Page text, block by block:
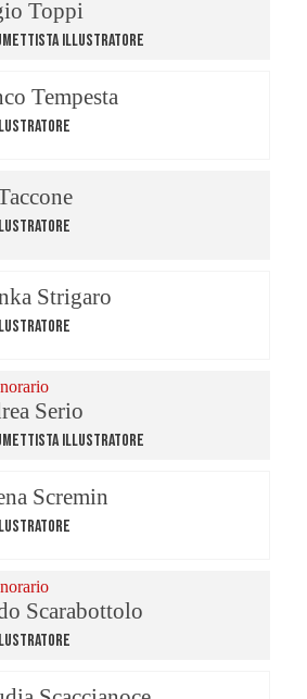
Toppi
Illustratore
Tempesta
Strigaro
Serio
Illustratore
Scremin
Scarabottolo